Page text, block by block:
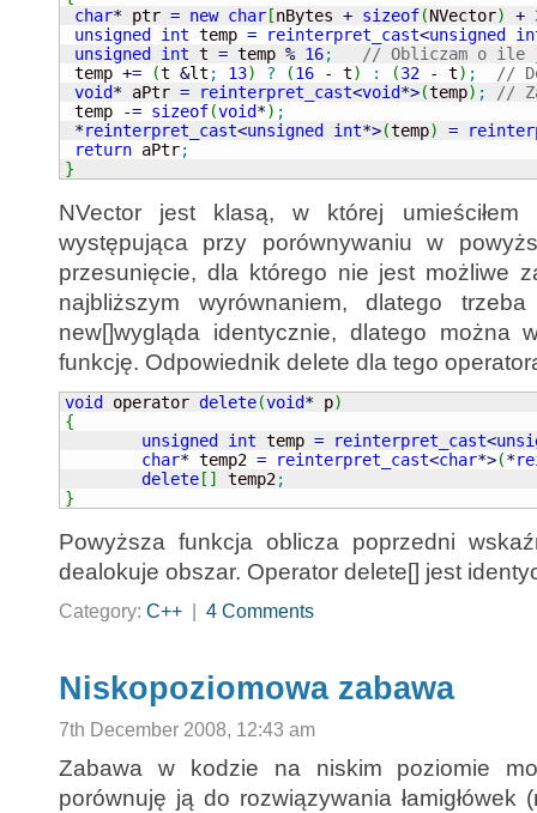
char* ptr = new char[nBytes + sizeof(NVector) +
unsigned int temp = reinterpret_cast<unsigned
unsigned int t = temp % 16;
// Obliczam o ile
temp += (t &lt ; 13) ? (16 - t) : (32 - t) ;
//
void* aPtr = reinterpret_cast<void*>(temp) ;
//
temp
-= sizeof(void*) ;
*reinterpret_cast<unsigned int*>(temp) =
return aPtr;
}
NVector jest klasą, w której
występująca przy porównywaniu w
przesunięcie, dla którego nie jest możliwe
najbliższym wyrównaniem, dlatego
new[]wygląda identycznie, dlatego można
funkcję. Odpowiednik delete dla tego
void operator delete(void* p)
{
unsigned int temp = reinterpret_cast<
char* temp2 = reinterpret_cast<char*>(*
delete[ ] temp2;
}
Powyższa funkcja oblicza poprzedni
dealokuje obszar. Operator delete[] jest
Category: C++ 4 Comments
Niskopoziomowa zabawa
7th December 2008, 12:43 am
Zabawa w kodzie na niskim poziomie
porównuję ją do rozwiązywania